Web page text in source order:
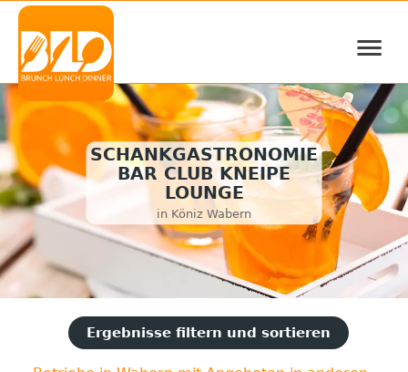
≡
SCHANKGASTRONOMIE
BAR CLUB KNEIPE
LOUNGE
in Köniz Wabern
Ergebnisse filtern und sortieren